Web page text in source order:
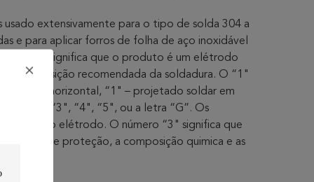
extensivamente para o tipo de solda 304 a
e para aplicar forros de folha de aço inoxidável
“T” que significa que o produto é um elétrodo
a posição recomendada da soldadura. O “1"
lisa ou horizontal, “1" – projetado soldar em
“1", “3", “4", “5", ou a letra “G”. Os
do elétrodo. O número “3" significa que
o meio de proteção, a composição quimica e as